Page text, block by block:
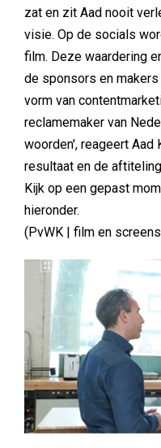
zat en zit Aad nooit
visie. Op de socials
film. Deze waardering
de sponsors en
vorm van
reclamemaker van
woorden', reageert
resultaat en de
Kijk op een gepast
hieronder.
(PvWK | film en